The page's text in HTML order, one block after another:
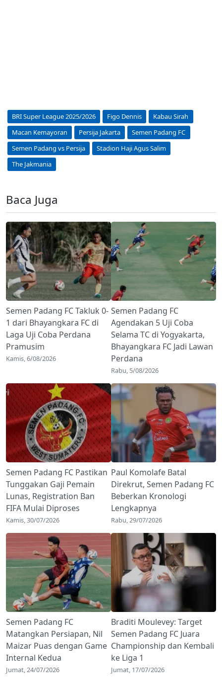
BRI Super League 2025/2026 Figo Dennis
Kabau Sirah
Macan Kemayoran
Persija Jakarta
Semen Padang FC
Semen Padang vs Persija
Stadion Haji Agus Salim
The Jakmania
Baca Juga
Semen Padang FC Takluk 0-
1 dari Bhayangkara FC di
Laga Uji Coba Perdana
Pramusim
Kamis, 6/08/2026
Semen Padang FC
Agendakan 5 Uji Coba
Selama TC di Yogyakarta,
Bhayangkara FC Jadi Lawan
Perdana
Rabu, 5/08/2026
Semen Padang FC Pastikan
Tunggakan Gaji Pemain
Lunas, Registration Ban
FIFA Mulai Diproses
Kamis, 30/07/2026
Paul Komolafe Batal
Direkrut, Semen Padang FC
Beberkan Kronologi
Lengkapnya
Rabu, 29/07/2026
Semen Padang FC
Matangkan Persiapan, Nil
Maizar Puas dengan Game
Internal Kedua
Jumat, 24/07/2026
Braditi Moulevey: Target
Semen Padang FC Juara
Championship dan Kembali
ke Liga 1
Jumat, 17/07/2026